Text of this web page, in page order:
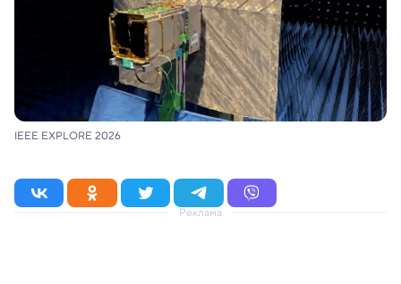
IEEE EXPLORE 2026
Реклама